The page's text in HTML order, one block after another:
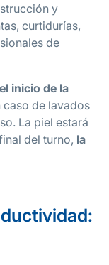
y
curtidurías,
de
inicio de la
caso de lavados
La piel estará
del turno, la